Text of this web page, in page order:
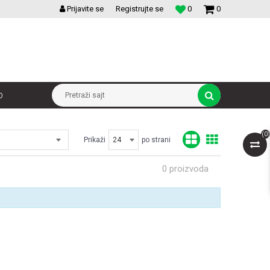
VELIKI IZBOR MODULARNIH PREKIDACA I UTICNICA 0
0
Prijavite se Registrujte se
Pretraži sajt
(0)
Prikaži po strani
0 proizvoda